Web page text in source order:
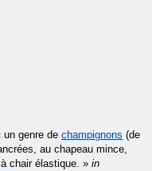
genre de champignons (de
au chapeau mince,
chair élastique. » in